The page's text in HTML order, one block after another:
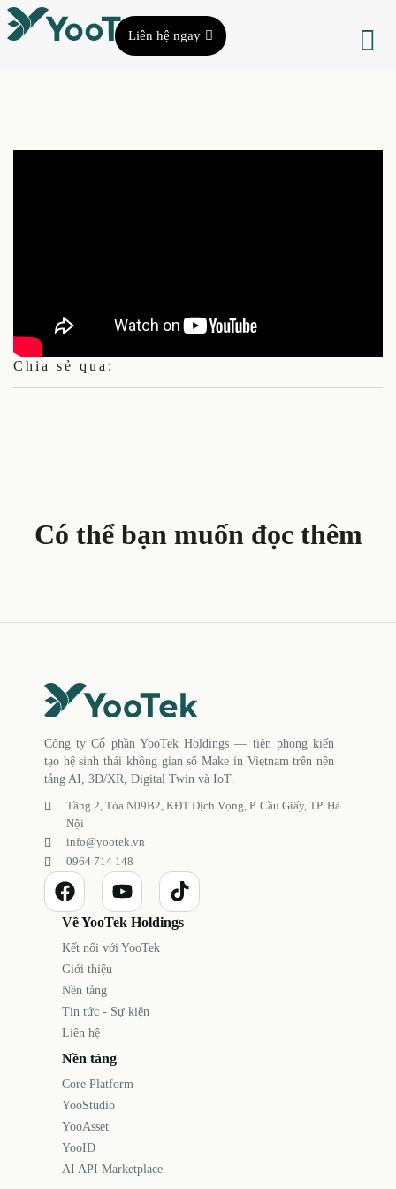
Liên hệ ngay
Chia sẻ qua:
Có thể bạn muốn đọc thêm
Công ty Cổ phần YooTek Holdings — tiên phong kiến
tạo hệ sinh thái không gian số Make in Vietnam trên nền
tảng AI, 3D/XR, Digital Twin và IoT.
Tầng 2, Tòa N09B2, KĐT Dịch Vọng, P. Cầu Giấy, TP. Hà
Nội
info@yootek.vn
0964 714 148
Về YooTek Holdings
Kết nối với YooTek
Giới thiệu
Nền tảng
Tin tức - Sự kiện
Liên hệ
Nền tảng
Core Platform
YooStudio
YooAsset
YooID
AI API Marketplace